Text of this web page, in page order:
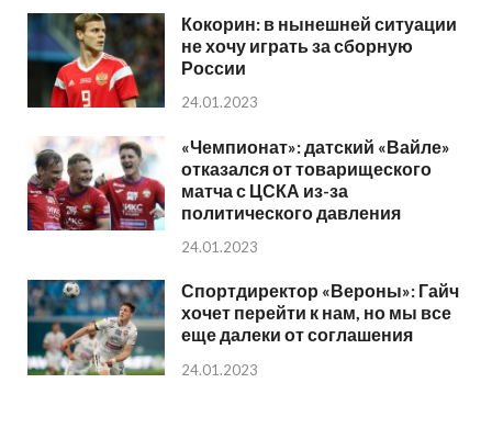
Кокорин: в нынешней ситуации
не хочу играть за сборную
России
24.01.2023
«Чемпионат»: датский «Вайле»
отказался от товарищеского
матча с ЦСКА из-за
политического давления
24.01.2023
Спортдиректор «Вероны»: Гайч
хочет перейти к нам, но мы все
еще далеки от соглашения
24.01.2023